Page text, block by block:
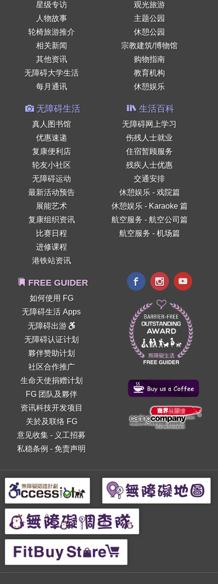
星级专访
人物故事
轮椅旅游推介
相关新闻
其他资讯
无障碍大学生活
每月通讯
观光旅游
主题公园
休憩公园
宗教建筑/博物馆
购物指南
教育机构
休憩娱乐
无障碍生活
真人图书馆
优惠速递
复康便利店
轮友小社区
无障碍运动
最新活动预告
展能艺术
复康组织资讯
比赛日程
进修课程
港铁站资讯
生活百科
无障碍网上学习
伤残人士就业
住宿暂顾服务
残疾人士优惠
交通安排
休憩娱乐 - 戏院篇
休憩娱乐 - Karaoke 篇
航空服务 - 航空公司篇
航空服务 - 机场篇
FREE GUIDER
如何使用 FG
无障碍生活 Apps
无障碍出游
无障碍认证计划
夥伴赞助计划
社区合作推广
生命天使捐赠计划
FG 团队及夥伴
资讯科技开发项目
关於及联络 FG
意见收集 - 义工招募
私稳条例 - 免责声明